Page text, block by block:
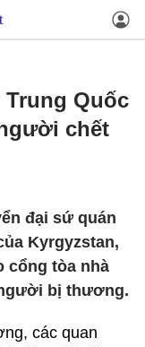
Quốc
chết
đại sứ quán
Kyrgyzstan,
cổng tòa nhà
bị thương.
các quan